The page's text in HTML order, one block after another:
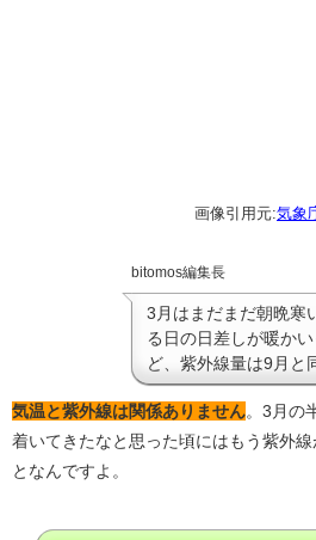
画像引用元:気象
bitomos編集長
3月はまだまだ朝晩寒
る日の日差しが暖か
ど、紫外線量は9月と
気温と紫外線は関係ありません。3月の
着いてきたなと思った頃にはもう紫外
となんですよ。